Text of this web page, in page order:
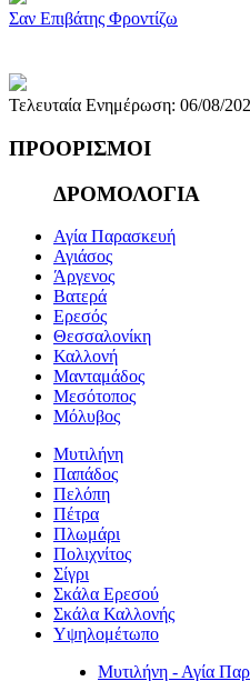
Σαν Επιβάτης Φροντίζω
Τελευταία Ενημέρωση: 06/08/
ΠΡΟΟΡΙΣΜΟΙ
ΔΡΟΜΟΛΟΓΙΑ
Αγία Παρασκευή
Αγιάσος
Άργενος
Βατερά
Ερεσός
Θεσσαλονίκη
Καλλονή
Μανταμάδος
Μεσότοπος
Μόλυβος
Μυτιλήνη
Παπάδος
Πελόπη
Πέτρα
Πλωμάρι
Πολιχνίτος
Σίγρι
Σκάλα Ερεσού
Σκάλα Καλλονής
Υψηλομέτωπο
Μυτιλήνη - Αγία